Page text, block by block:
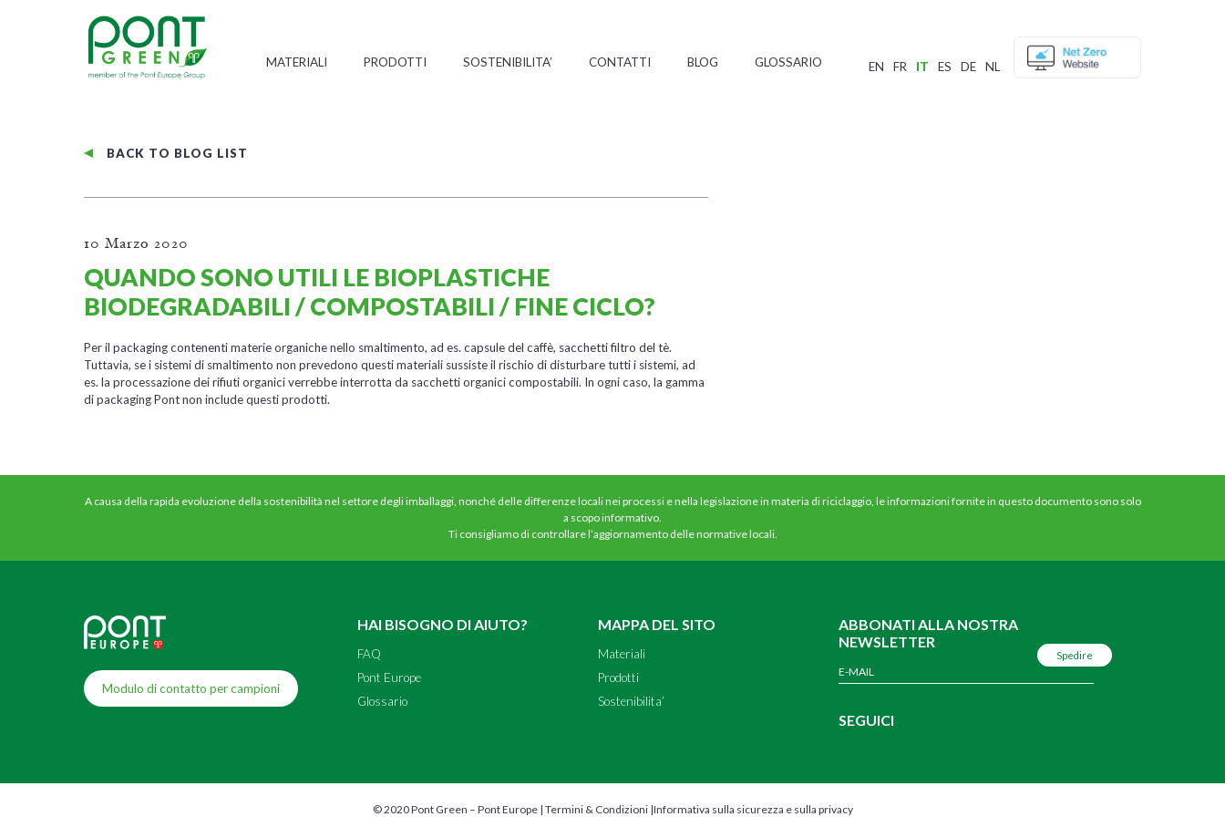
MATERIALI PRODOTTI SOSTENIBILITA’ CONTATTI BLOG GLOSSARIO EN FR IT ES DE NL
BACK TO BLOG LIST
10 Marzo 2020
QUANDO SONO UTILI LE BIOPLASTICHE
BIODEGRADABILI / COMPOSTABILI / FINE CICLO?
Per il packaging contenenti materie organiche nello smaltimento, ad es. capsule del caffè, sacchetti filtro del tè.
Tuttavia, se i sistemi di smaltimento non prevedono questi materiali sussiste il rischio di disturbare tutti i sistemi, ad
es. la processazione dei rifiuti organici verrebbe interrotta da sacchetti organici compostabili. In ogni caso, la gamma
di packaging Pont non include questi prodotti.
A causa della rapida evoluzione della sostenibilità nel settore degli imballaggi, nonché delle differenze locali nei processi e nella legislazione in materia di riciclaggio, le informazioni fornite in questo documento sono solo
a scopo informativo.
Ti consigliamo di controllare l’aggiornamento delle normative locali.
Modulo di contatto per campioni
HAI BISOGNO DI AIUTO?
FAQ
Pont Europe
Glossario
MAPPA DEL SITO
Materiali
Prodotti
Sostenibilita’
ABBONATI ALLA NOSTRA
NEWSLETTER
SEGUICI
© 2020 Pont Green – Pont Europe | Termini & Condizioni|Informativa sulla sicurezza e sulla privacy